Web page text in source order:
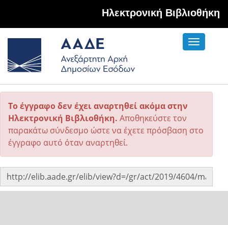
Hλεκτρονική Βιβλιοθήκη
Toggle
Το έγγραφο δεν έχει αναρτηθεί ακόμα στην
Ηλεκτρονική Βιβλιοθήκη. Αποθηκεύστε τον
παρακάτω σύνδεσμο ώστε να έχετε πρόσβαση στο
έγγραφο αυτό όταν αναρτηθεί.